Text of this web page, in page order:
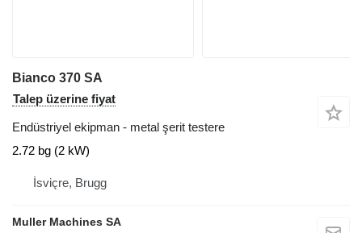
Bianco 370 SA
Talep üzerine fiyat
Endüstriyel ekipman - metal şerit testere
2.72 bg (2 kW)
İsviçre, Brugg
Muller Machines SA